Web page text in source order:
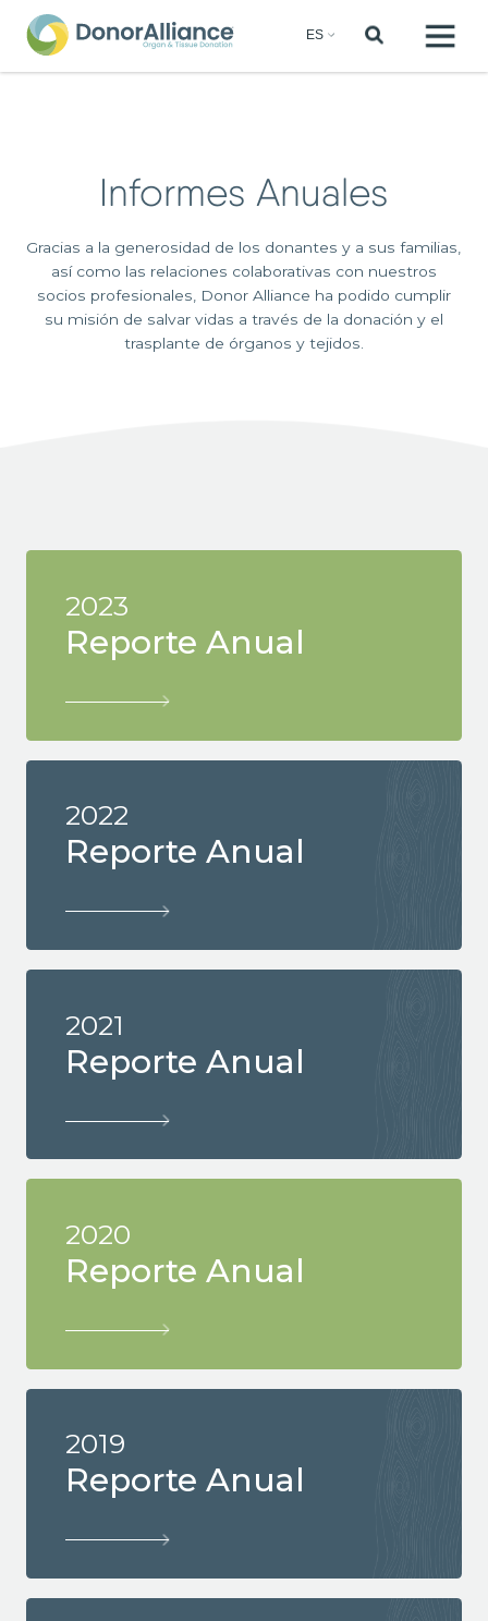
Informes Anuales
Gracias a la generosidad de los donantes y a sus familias,
así como las relaciones colaborativas con nuestros
socios profesionales, Donor Alliance ha podido cumplir
su misión de salvar vidas a través de la donación y el
trasplante de órganos y tejidos.
2023
Reporte Anual
2022
Reporte Anual
2021
Reporte Anual
2020
Reporte Anual
2019
Reporte Anual